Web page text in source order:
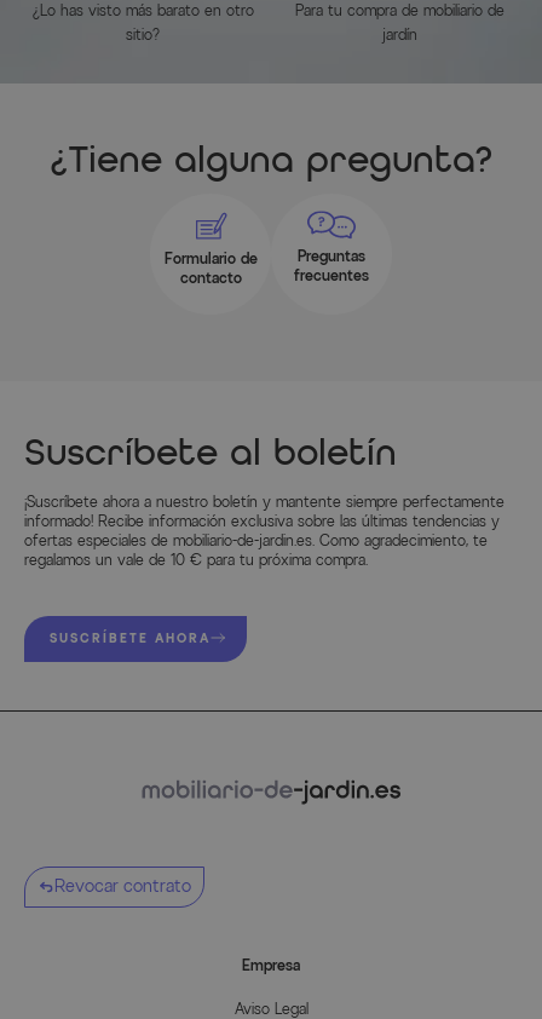
¿Lo has visto más barato en otro
sitio?
Para tu compra de mobiliario de
jardín
¿Tiene alguna pregunta?
Formulario de
contacto
Preguntas
frecuentes
Suscríbete al boletín
¡Suscríbete ahora a nuestro boletín y mantente siempre perfectamente
informado! Recibe información exclusiva sobre las últimas tendencias y
ofertas especiales de mobiliario-de-jardin.es. Como agradecimiento, te
regalamos un vale de 10 € para tu próxima compra.
SUSCRÍBETE AHORA
Revocar contrato
Empresa
Aviso Legal